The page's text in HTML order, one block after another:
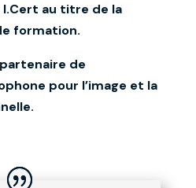
au titre de la
formation.
de
pour l’image et la